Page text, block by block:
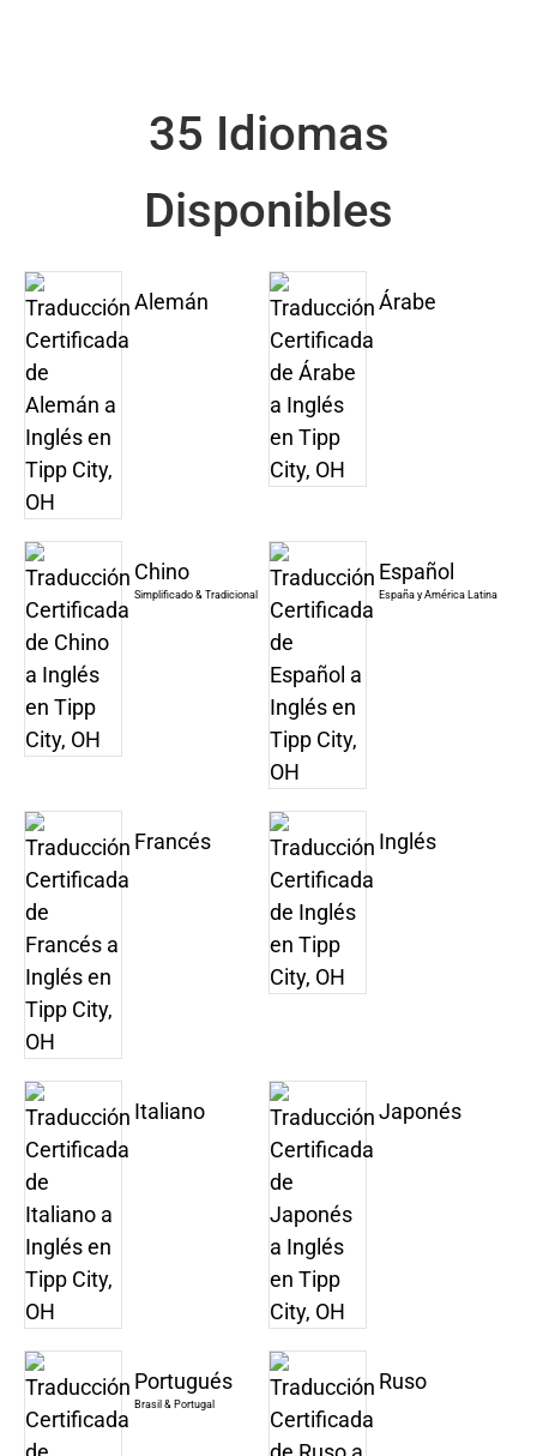
35 Idiomas
Disponibles
Alemán Árabe
Chino
Simplificado & Tradicional
Español
España y América Latina
Francés Inglés
Italiano Japonés
Portugués
Brasil & Portugal
Ruso